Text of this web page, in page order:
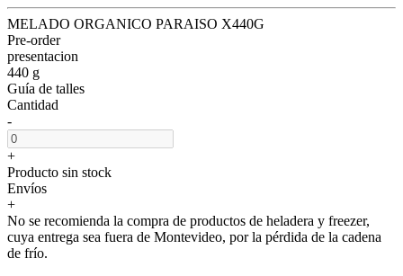
MELADO ORGANICO PARAISO X440G
Pre-order
presentacion
440 g
Guía de talles
Cantidad
-
+
Producto sin stock
Envíos
+
No se recomienda la compra de productos de heladera y freezer,
cuya entrega sea fuera de Montevideo, por la pérdida de la cadena
de frío.